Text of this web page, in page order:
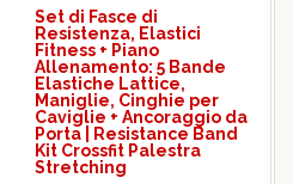
Set di Fasce di
Resistenza, Elastici
Fitness + Piano
Allenamento: 5 Bande
Elastiche Lattice,
Maniglie, Cinghie per
Caviglie + Ancoraggio da
Porta | Resistance Band
Kit Crossfit Palestra
Stretching